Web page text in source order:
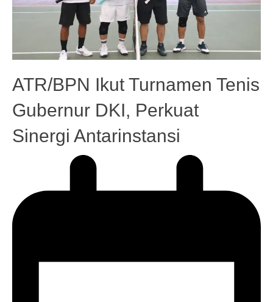
ATR/BPN Ikut Turnamen Tenis
Gubernur DKI, Perkuat
Sinergi Antarinstansi